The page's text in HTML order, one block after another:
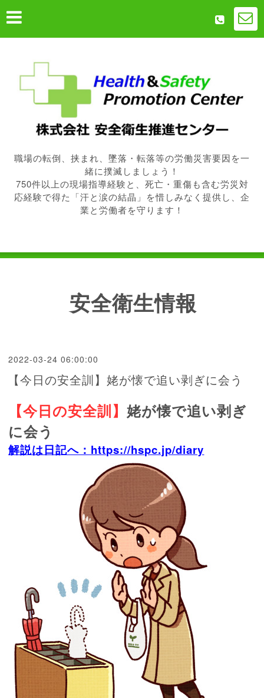
職場の転倒、挟まれ、墜落・転落等の労働災害要因を一
緒に撲滅しましょう！
750件以上の現場指導経験と、死亡・重傷も含む労災対
応経験で得た「汗と涙の結晶」を惜しみなく提供し、企
業と労働者を守ります！
安全衛生情報
2022-03-24 06:00:00
【今日の安全訓】姥が懐で追い剥ぎに会う
【今日の安全訓】姥が懐で追い剥ぎ
に会う
解説は日記へ：https://hspc.jp/diary